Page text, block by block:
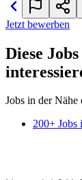
Jetzt bewerben
Diese
Jobs in der Nähe
200+ Jobs